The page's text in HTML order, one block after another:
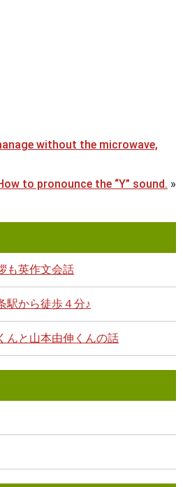
without the microwave,
to pronounce the “Y” sound. »
も英作文会話
駅から徒歩４分♪
んと山本由伸くんの話